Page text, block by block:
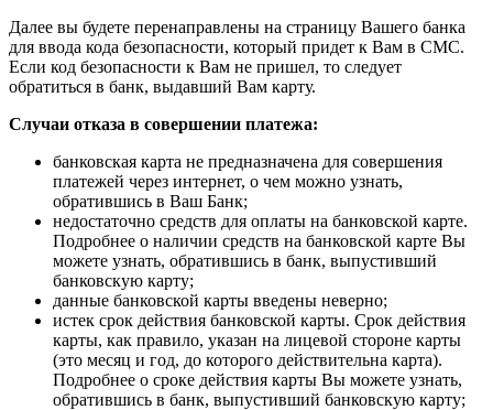
Далее вы будете перенаправлены на страницу Вашего банка
для ввода кода безопасности, который придет к Вам в СМС.
Если код безопасности к Вам не пришел, то следует
обратиться в банк, выдавший Вам карту.
Случаи отказа в совершении платежа:
банковская карта не предназначена для совершения
платежей через интернет, о чем можно узнать,
обратившись в Ваш Банк;
недостаточно средств для оплаты на банковской карте.
Подробнее о наличии средств на банковской карте Вы
можете узнать, обратившись в банк, выпустивший
банковскую карту;
данные банковской карты введены неверно;
истек срок действия банковской карты. Срок действия
карты, как правило, указан на лицевой стороне карты
(это месяц и год, до которого действительна карта).
Подробнее о сроке действия карты Вы можете узнать,
обратившись в банк, выпустивший банковскую карту;